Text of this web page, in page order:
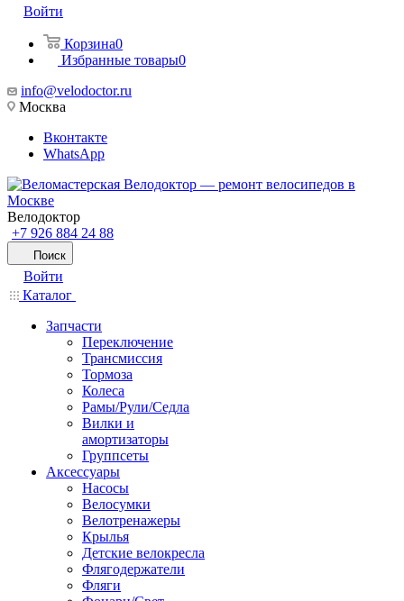
Войти
Корзина0
Избранные товары0
info@velodoctor.ru
Москва
Вконтакте
WhatsApp
Велодоктор
+7 926 884 24 88
Поиск
Войти
Каталог
Запчасти
Переключение
Трансмиссия
Тормоза
Колеса
Рамы/Рули/Седла
Вилки и
амортизаторы
Группсеты
Аксессуары
Насосы
Велосумки
Велотренажеры
Крылья
Детские велокресла
Флягодержатели
Фляги